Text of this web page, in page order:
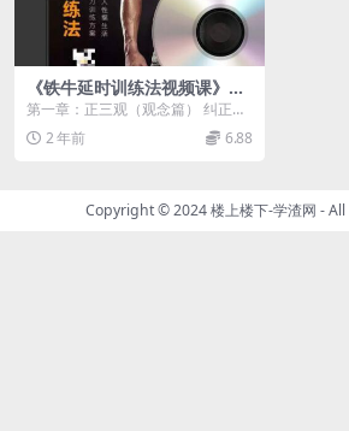
《铁牛延时训练法视频课》全
集下载资源
第一章：正三观（观念篇） 纠正以
往错误的性观念，并找到导致自己
射精过快的原因。 ...
2 年前 6.88
Copyright © 2024楼上楼下-学渣网 -